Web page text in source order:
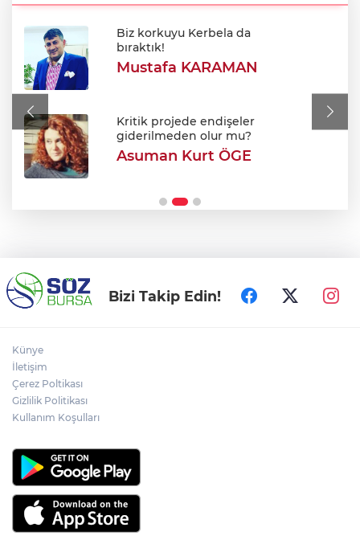
Sınırda 500 Bin Euroluk Kaçakçılık
Operasyonu!
Orhangazi MTAL'de yıkım başladı: Yerine
Biz korkuyu Kerbela da
bıraktık!
Mustafa KARAMAN
Kritik projede endişeler
giderilmeden olur mu?
Asuman Kurt ÖGE
Bizi Takip Edin!
Künye
İletişim
Çerez Poltikası
Gizlilik Politikası
Kullanım Koşulları